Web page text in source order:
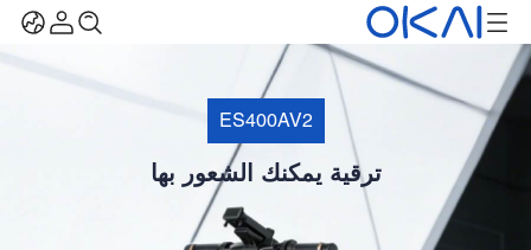
ES400AV2
ترقية يمكنك الشعور بها